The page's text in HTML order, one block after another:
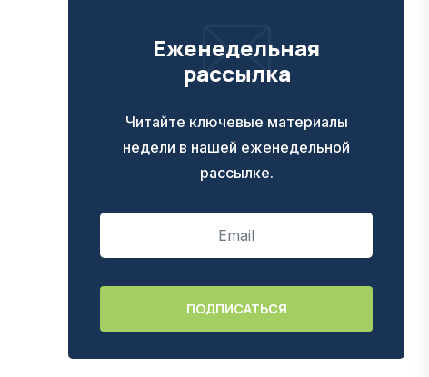
Еженедельная
рассылка
Читайте ключевые материалы
недели в нашей еженедельной
рассылке.